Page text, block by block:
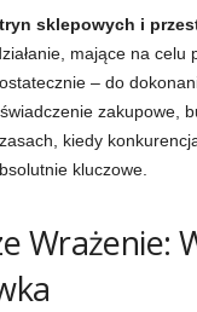
sklepowych i
mające na
– do
zakupowe,
kiedy
kluczowe.
Wrażenie: